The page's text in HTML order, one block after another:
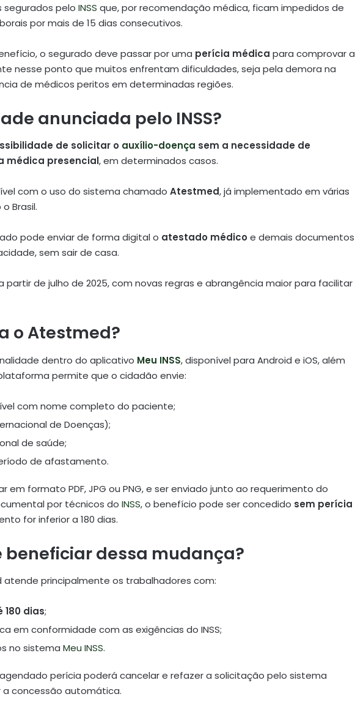
pelo INSS que, por recomendação médica, ficam impedidos de
por mais de 15 dias consecutivos.
o segurado deve passar por uma perícia médica para comprovar a
nesse ponto que muitos enfrentam dificuldades, seja pela demora na
de médicos peritos em determinadas regiões.
anunciada pelo INSS?
de solicitar o auxílio-doença sem a necessidade de
médica presencial, em determinados casos.
com o uso do sistema chamado Atestmed, já implementado em várias
Brasil.
pode enviar de forma digital o atestado médico e demais documentos
sem sair de casa.
partir de julho de 2025, com novas regras e abrangência maior para facilitar
o Atestmed?
dentro do aplicativo Meu INSS,disponível para Android e iOS, além
permite que o cidadão envie:
com nome completo do paciente;
de Doenças);
de saúde;
de afastamento.
em formato PDF, JPG ou PNG, e ser enviado junto ao requerimento do
por técnicos do INSS, o benefício pode ser concedido sem perícia
for inferior a 180 dias.
beneficiar dessa mudança?
principalmente os trabalhadores com:
180 dias;
em conformidade com as exigências do INSS;
no sistema Meu INSS.
perícia poderá cancelar e refazer a solicitação pelo sistema
concessão automática.